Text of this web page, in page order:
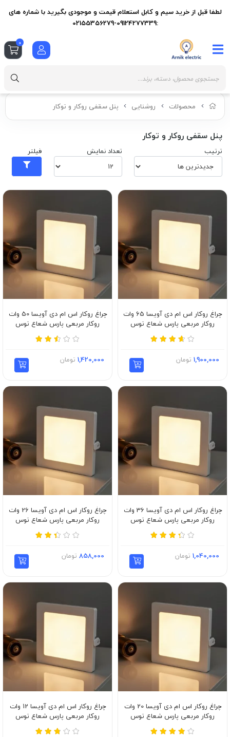
محصولات روشنایی پنل سقفی روکار و توکار
پنل سقفی روکار و توکار
ترتیب تعداد نمایش فیلتر
چراغ روکار اس ام دی آویسا 65 وات
روکار مربعی پارس شعاع توس
1,900,000 تومان
چراغ روکار اس ام دی آویسا 50 وات
روکار مربعی پارس شعاع توس
1,420,000 تومان
چراغ روکار اس ام دی آویسا 36 وات
روکار مربعی پارس شعاع توس
1,040,000 تومان
چراغ روکار اس ام دی آویسا 26 وات
روکار مربعی پارس شعاع توس
858,000 تومان
چراغ روکار اس ام دی آویسا 20 وات
روکار مربعی پارس شعاع توس
چراغ روکار اس ام دی آویسا 12 وات
روکار مربعی پارس شعاع توس
لطفا قبل از خرید سیم و کابل استعلام قیمت و موجودی بگیرید با شماره های
:09124277339-02155356279
0